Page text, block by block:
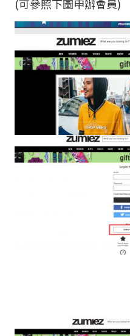
(可參照下圖申辦會員)